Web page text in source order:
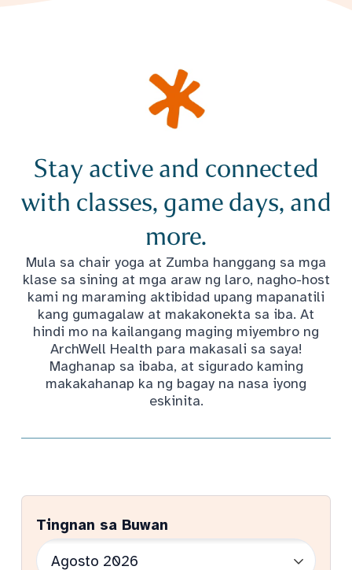
Stay active and connected
with classes, game days, and
more.
Mula sa chair yoga at Zumba hanggang sa mga
klase sa sining at mga araw ng laro, nagho-host
kami ng maraming aktibidad upang mapanatili
kang gumagalaw at makakonekta sa iba. At
hindi mo na kailangang maging miyembro ng
ArchWell Health para makasali sa saya!
Maghanap sa ibaba, at sigurado kaming
makakahanap ka ng bagay na nasa iyong
eskinita.
Tingnan sa Buwan